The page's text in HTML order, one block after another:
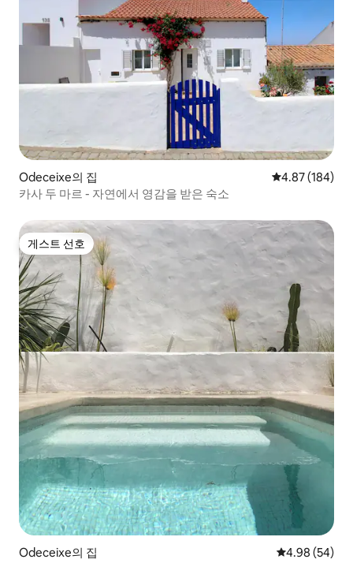
Odeceixe의 집 평점 4.87점(5
4.87 (184)
카사 두 마르 - 자연에서 영감을 받은 숙소
게스트 선호
게스트 선호
Odeceixe의 집 평점 4.98점(5
4.98 (54)